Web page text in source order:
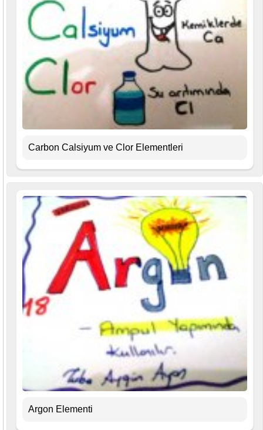
Carbon Calsiyum ve Clor Elementleri
Argon Elementi